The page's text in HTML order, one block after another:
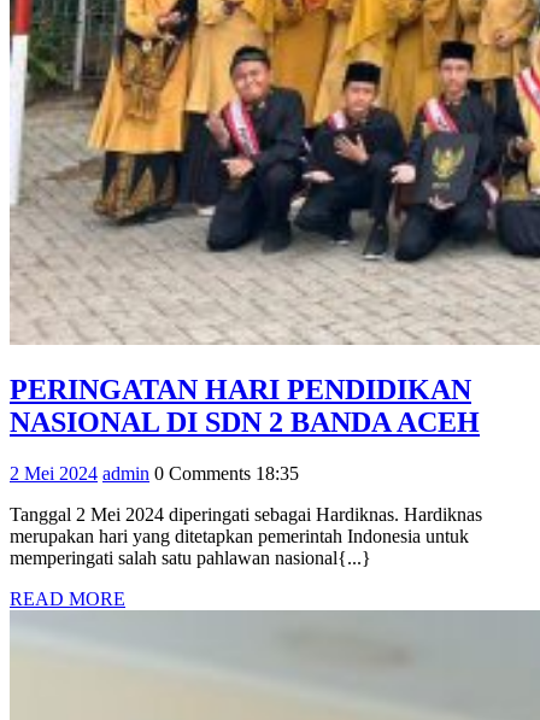
PERINGATAN HARI PENDIDIKAN
NASIONAL DI SDN 2 BANDA ACEH
2
2 Mei 20242
2024
admin admin
0 Comments 18:35
Tanggal 2 Mei 2024 diperingati sebagai Hardiknas. Hardiknas
merupakan hari yang ditetapkan pemerintah Indonesia untuk
memperingati salah satu pahlawan nasional{...}
READ MORE